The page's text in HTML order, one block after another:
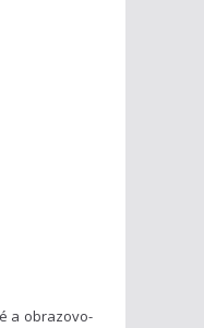
a obrazovo-